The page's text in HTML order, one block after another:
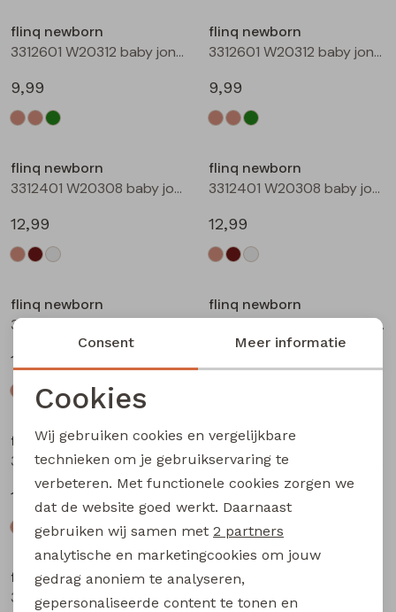
Bermuda's
flinq newborn
3312601 W20312 baby jongens T-shirt lm Taupe
9,99
flinq newborn
3312601 W20312 baby jongens T-shirt lm Groen mos
9,99
flinq newborn
3312401 W20308 baby jongens sweater Ecru melee
12,99
flinq newborn
3312401 W20308 baby jongens sweater Bruin
12,99
flinq newborn
3312401 W20308 baby jongens sweater Roest
12,99
flinq newborn
3312402 W20309 baby jongens sweater Taupe
flinq newborn
3312402 W20309 baby jongens sweater Marine
12,99
flinq newborn
flinq newborn
3312200 W20303 baby jongens lange broek Bruin
flinq newborn
Noodzakelijke cookies
Analytische cookies
Marketing cookies
Consent Meer informatie
Cookies
Wij gebruiken cookies en vergelijkbare
technieken om je gebruikservaring te
verbeteren. Met functionele cookies zorgen we
dat de website goed werkt. Daarnaast
gebruiken wij samen met 2 partners
analytische en marketingcookies om jouw
gedrag anoniem te analyseren,
gepersonaliseerde content te tonen en